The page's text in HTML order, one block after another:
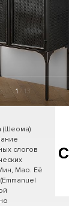
1 / 13
(Шеома)
слогов
Мао. Её